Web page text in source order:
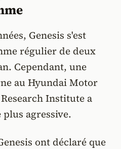
Genesis s'est
régulier de deux
Cependant, une
au Hyundai Motor
Institute a
agressive.
ont déclaré que